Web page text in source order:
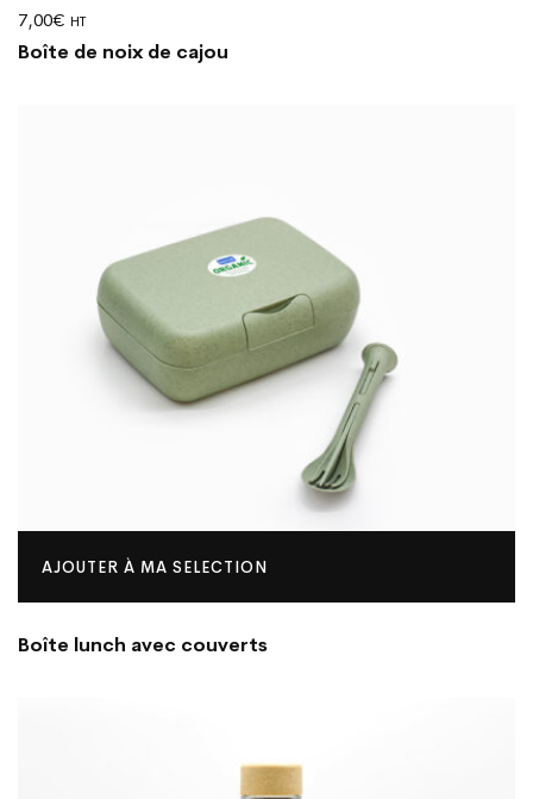
7,00€ HT
Boîte de noix de cajou
AJOUTER À MA SELECTION
Boîte lunch avec couverts